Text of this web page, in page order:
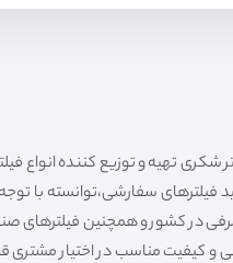
فیلترهای سفارشی،توانسته با
در کشور و همچنین فیلترهای
و کیفیت مناسب در اختیار مشتری